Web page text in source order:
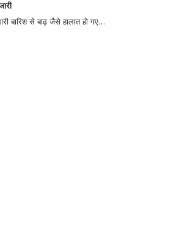
बारिश से बाढ़ जैसे हालात हो गए…